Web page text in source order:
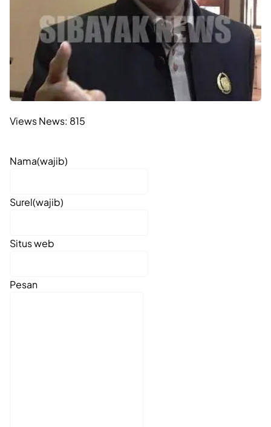
Views News: 815
Nama(wajib)
Surel(wajib)
Situs web
Pesan